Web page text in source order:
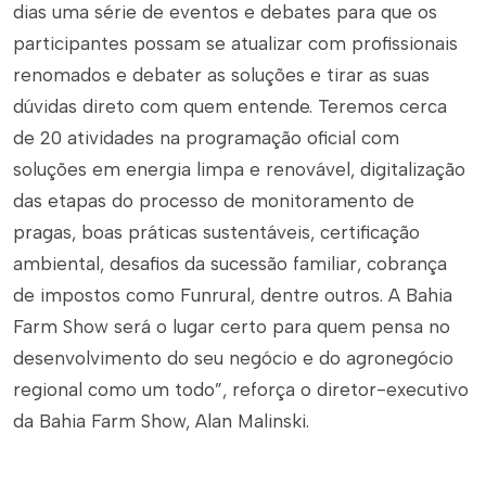
dias uma série de eventos e debates para que os
participantes possam se atualizar com profissionais
renomados e debater as soluções e tirar as suas
dúvidas direto com quem entende. Teremos cerca
de 20 atividades na programação oficial com
soluções em energia limpa e renovável, digitalização
das etapas do processo de monitoramento de
pragas, boas práticas sustentáveis, certificação
ambiental, desafios da sucessão familiar, cobrança
de impostos como Funrural, dentre outros. A Bahia
Farm Show será o lugar certo para quem pensa no
desenvolvimento do seu negócio e do agronegócio
regional como um todo”, reforça o diretor-executivo
da Bahia Farm Show, Alan Malinski.